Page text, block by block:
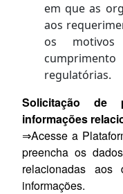
em que as
aos
os
regulatórias.
Solicitação de
informações
⇒Acesse a
preencha os
relacionadas
informações.